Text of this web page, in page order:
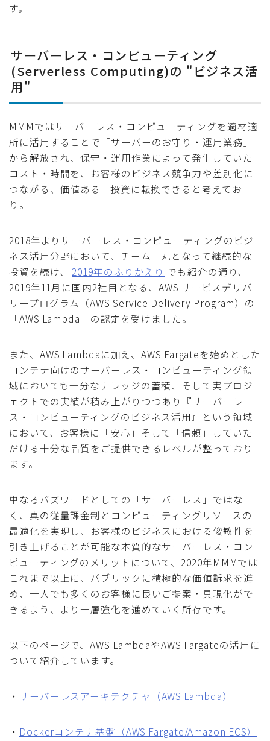
す。
サーバーレス・コンピューティング
(Serverless Computing)の "ビジネス活
用"
MMMではサーバーレス・コンピューティングを適材適
所に活用することで「サーバーのお守り・運用業務」
から解放され、保守・運用作業によって発生していた
コスト・時間を、お客様のビジネス競争力や差別化に
つながる、価値あるIT投資に転換できると考えてお
り。
2018年よりサーバーレス・コンピューティングのビジ
ネス活用分野において、チーム一丸となって継続的な
投資を続け、2019年のふりかえり でも紹介の通り、
2019年11月に国内2社目となる、AWS サービスデリバ
リープログラム（AWS Service Delivery Program）の
「AWS Lambda」の認定を受けました。
また、AWS Lambdaに加え、AWS Fargateを始めとした
コンテナ向けのサーバーレス・コンピューティング領
域においても十分なナレッジの蓄積、そして実プロジ
ェクトでの実績が積み上がりつつあり『サーバーレ
ス・コンピューティングのビジネス活用』という領域
において、お客様に「安心」そして「信頼」していた
だける十分な品質をご提供できるレベルが整っており
ます。
単なるバズワードとしての「サーバーレス」ではな
く、真の従量課金制とコンピューティングリソースの
最適化を実現し、お客様のビジネスにおける俊敏性を
引き上げることが可能な本質的なサーバーレス・コン
ピューティングのメリットについて、2020年MMMでは
これまで以上に、パブリックに積極的な価値訴求を進
め、一人でも多くのお客様に良いご提案・具現化がで
きるよう、より一層強化を進めていく所存です。
以下のページで、AWS LambdaやAWS Fargateの活用に
ついて紹介しています。
・ サーバーレスアーキテクチャ（AWS Lambda）
・ Dockerコンテナ基盤（AWS Fargate/Amazon ECS）